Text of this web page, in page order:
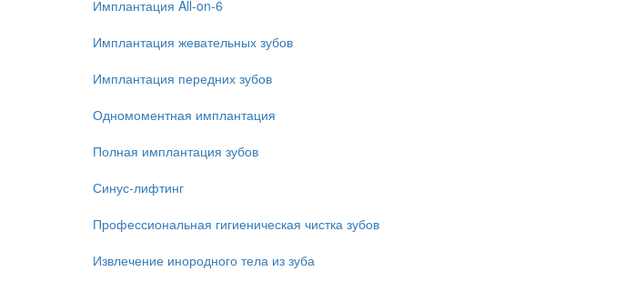
Имплантация All-on-6
Имплантация жевательных зубов
Имплантация передних зубов
Одномоментная имплантация
Полная имплантация зубов
Синус-лифтинг
Профессиональная гигиеническая чистка зубов
Извлечение инородного тела из зуба